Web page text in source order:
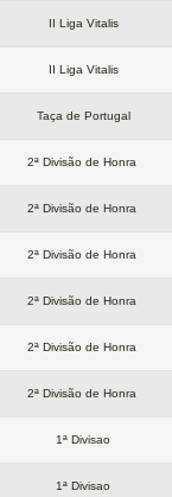
II Liga Vitalis
II Liga Vitalis
Taça de Portugal
2ª Divisão de Honra
2ª Divisão de Honra
2ª Divisão de Honra
2ª Divisão de Honra
2ª Divisão de Honra
2ª Divisão de Honra
1ª Divisao
1ª Divisao